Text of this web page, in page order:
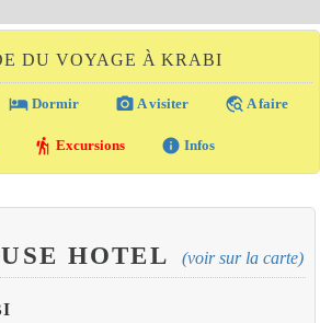
DU VOYAGE À KRABI
local_hotel Dormir photo_camera A visiter travel_explore A faire
hiking Excursions info Infos
HOTEL (voir sur la carte)